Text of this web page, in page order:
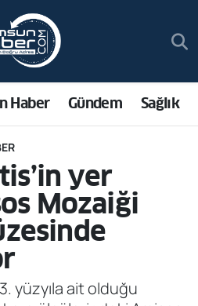
Haber Gündem Sağlık
yer
Mozaiği
yüzyıla ait olduğu
ve Fikstür